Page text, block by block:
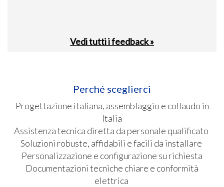
Vedi tutti i feedback »
Perché sceglierci
Progettazione italiana, assemblaggio e collaudo in
Italia
Assistenza tecnica diretta da personale qualificato
Soluzioni robuste, affidabili e facili da installare
Personalizzazione e configurazione su richiesta
Documentazioni tecniche chiare e conformità
elettrica